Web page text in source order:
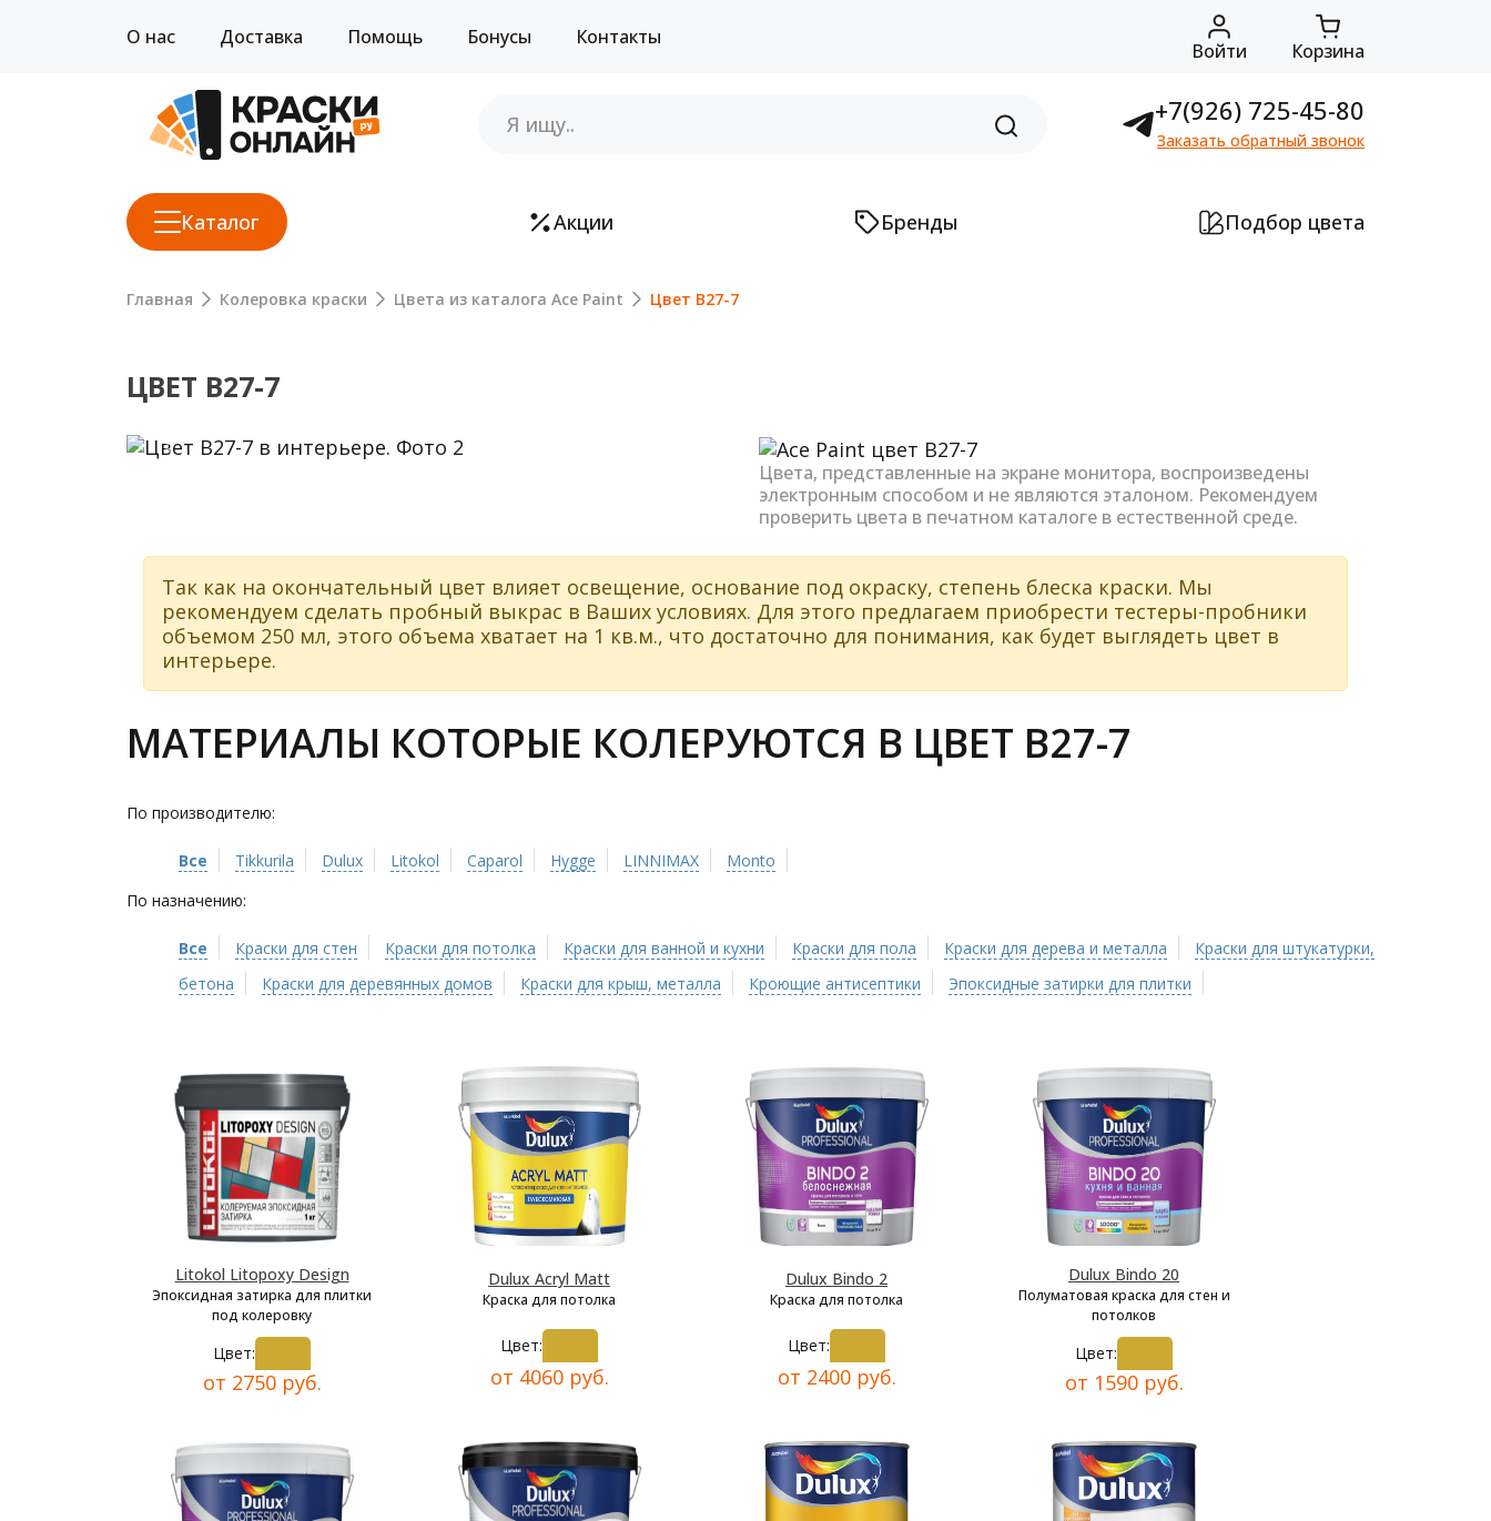
О нас Доставка Помощь Бонусы Контакты
Войти Корзина
+7(926) 725-45-80
Заказать обратный звонок
Каталог Акции Бренды Подбор цвета
Главная Колеровка краски Цвета из каталога Ace Paint Цвет B27-7
ЦВЕТ B27-7
Previous
Цвета, представленные на экране монитора, воспроизведены
электронным способом и не являются эталоном. Рекомендуем
проверить цвета в печатном каталоге в естественной среде.
Так как на окончательный цвет влияет освещение, основание под окраску, степень блеска краски. Мы
рекомендуем сделать пробный выкрас в Ваших условиях. Для этого предлагаем приобрести тестеры-пробники
объемом 250 мл, этого объема хватает на 1 кв.м., что достаточно для понимания, как будет выглядеть цвет в
интерьере.
МАТЕРИАЛЫ КОТОРЫЕ КОЛЕРУЮТСЯ В ЦВЕТ B27-7
По производителю:
Все Tikkurila Dulux Litokol Caparol Hygge LINNIMAX
Monto
По назначению:
Все Краски для стен Краски для потолка Краски для ванной и кухни Краски для пола Краски для дерева и металла
Краски для штукатурки,
бетона
Краски для деревянных домов Краски для крыш, металла Кроющие антисептики Эпоксидные затирки для плитки
Litokol Litopoxy Design
Эпоксидная затирка для плитки
под колеровку
Цвет:
от 2750 руб.
Dulux Acryl Matt
Краска для потолка
Цвет:
от 4060 руб.
Dulux Bindo 2
Краска для потолка
Цвет:
от 2400 руб.
Dulux Bindo 20
Полуматовая краска для стен и
потолков
Цвет:
от 1590 руб.